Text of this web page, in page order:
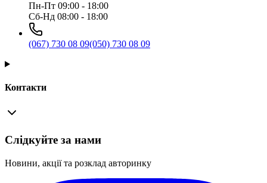
Пн-Пт 09:00 - 18:00
Сб-Нд 08:00 - 18:00
(067) 730 08 09(050) 730 08 09
Контакти
Слідкуйте за нами
Новини, акції та розклад авторинку